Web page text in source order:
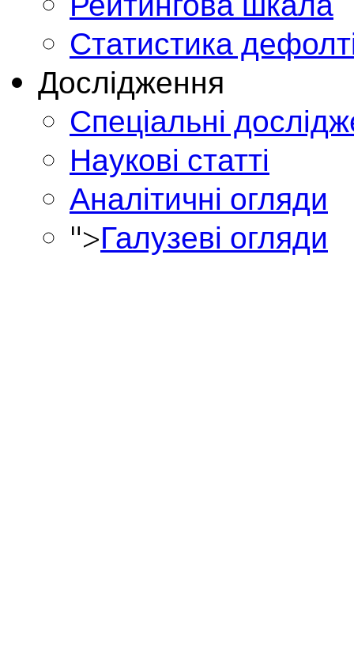
Статистика
Дослідження
Спеціальні
Наукові статті
Аналітичні огляди
">Галузеві огляди